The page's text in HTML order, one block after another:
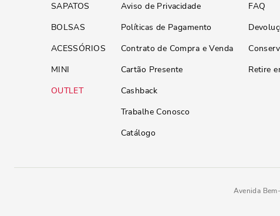
SAPATOS
BOLSAS
ACESSÓRIOS
MINI
OUTLET
Aviso de Privacidade
Políticas de Pagamento
Contrato de Compra e Venda
Cartão Presente
Cashback
Trabalhe Conosco
Catálogo
FAQ
Retire
Avenida